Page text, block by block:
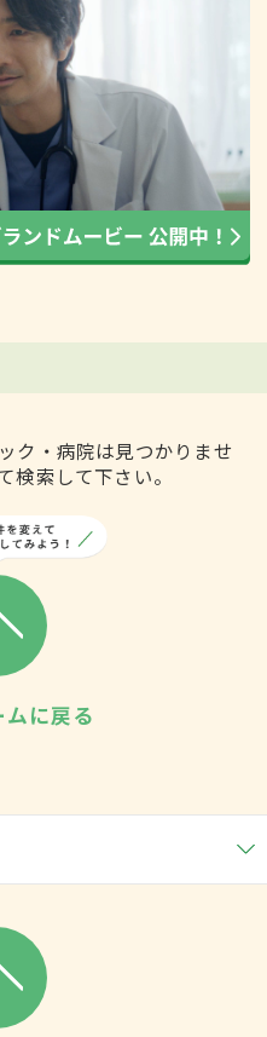
ク・病院は見つかりませ
検索して下さい。
に戻る